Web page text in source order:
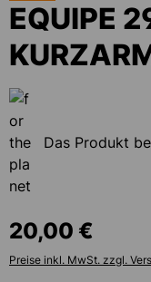
EQUIPE
Das Produkt
20,00 €
Preise inkl. MwSt. zzgl.